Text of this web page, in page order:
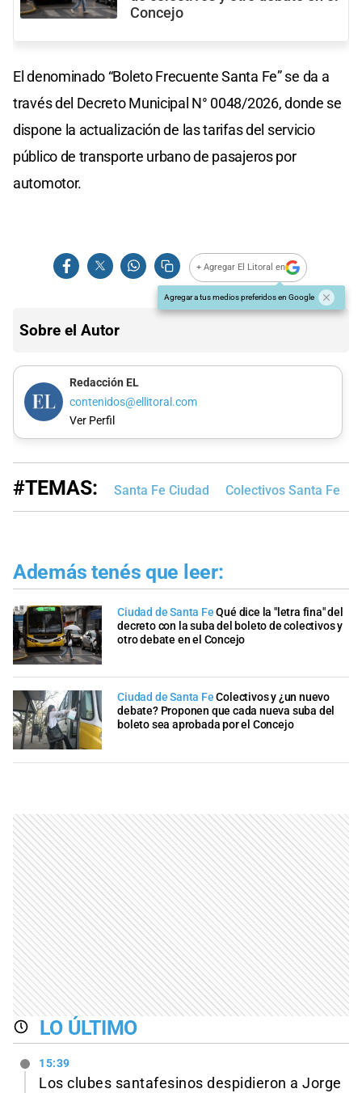
Concejo
El denominado “Boleto Frecuente Santa Fe” se da a
través del Decreto Municipal N° 0048/2026, donde se
dispone la actualización de las tarifas del servicio
público de transporte urbano de pasajeros por
automotor.
+ Agregar El Litoral en
Agregar a tus medios preferidos en Google
Sobre el Autor
Redacción EL
contenidos@ellitoral.com
Ver Perfil
#TEMAS: Santa Fe Ciudad Colectivos Santa Fe
Además tenés que leer:
Ciudad de Santa Fe Qué dice la "letra fina" del
decreto con la suba del boleto de colectivos y
otro debate en el Concejo
Ciudad de Santa Fe Colectivos y ¿un nuevo
debate? Proponen que cada nueva suba del
boleto sea aprobada por el Concejo
LO ÚLTIMO
15:39
Los clubes santafesinos despidieron a Jorge